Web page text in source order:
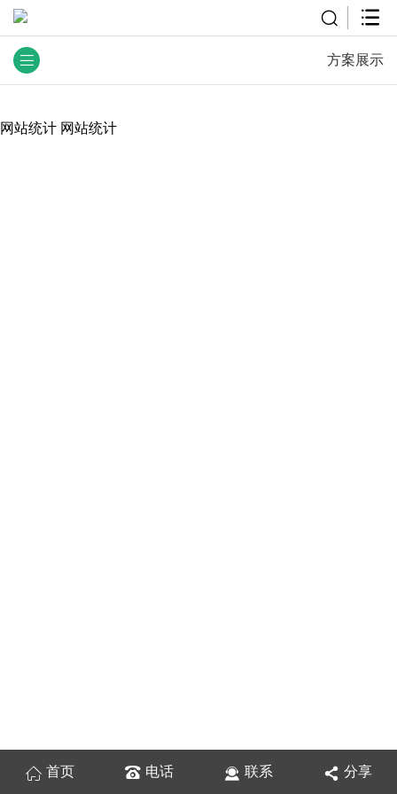
方案展示
首页 电话 联系 分享
网站统计 网站统计